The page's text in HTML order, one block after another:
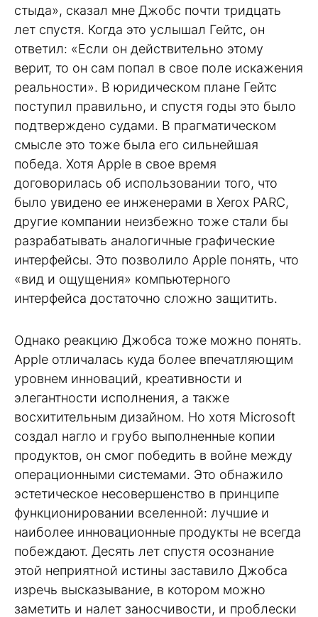
стыда», сказал мне Джобс почти тридцать
лет спустя. Когда это услышал Гейтс, он
ответил: «Если он действительно этому
верит, то он сам попал в свое поле искажения
реальности». В юридическом плане Гейтс
поступил правильно, и спустя годы это было
подтверждено судами. В прагматическом
смысле это тоже была его сильнейшая
победа. Хотя Apple в свое время
договорилась об использовании того, что
было увидено ее инженерами в Xerox PARC,
другие компании неизбежно тоже стали бы
разрабатывать аналогичные графические
интерфейсы. Это позволило Apple понять, что
«вид и ощущения» компьютерного
интерфейса достаточно сложно защитить.
Однако реакцию Джобса тоже можно понять.
Apple отличалась куда более впечатляющим
уровнем инноваций, креативности и
элегантности исполнения, а также
восхитительным дизайном. Но хотя Microsoft
создал нагло и грубо выполненные копии
продуктов, он смог победить в войне между
операционными системами. Это обнажило
эстетическое несовершенство в принципе
функционировании вселенной: лучшие и
наиболее инновационные продукты не всегда
побеждают. Десять лет спустя осознание
этой неприятной истины заставило Джобса
изречь высказывание, в котором можно
заметить и налет заносчивости, и проблески